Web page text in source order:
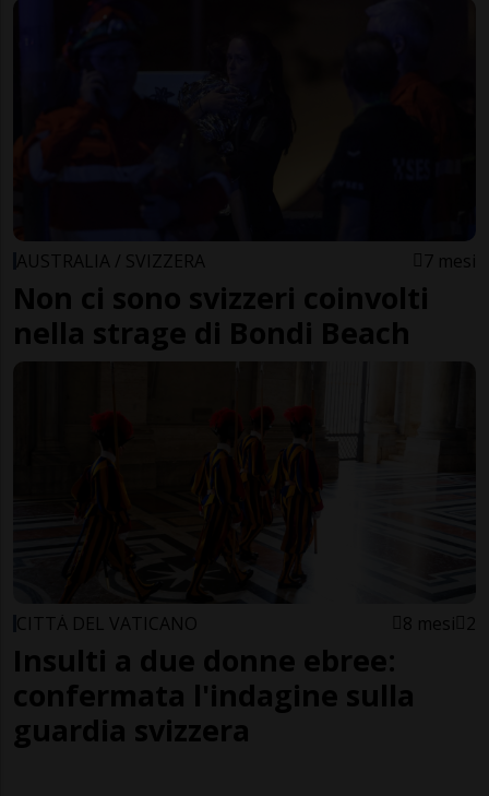
AUSTRALIA / SVIZZERA 7 mesi
Non ci sono svizzeri coinvolti
nella strage di Bondi Beach
CITTÀ DEL VATICANO 8 mesi 2
Insulti a due donne ebree:
confermata l'indagine sulla
guardia svizzera